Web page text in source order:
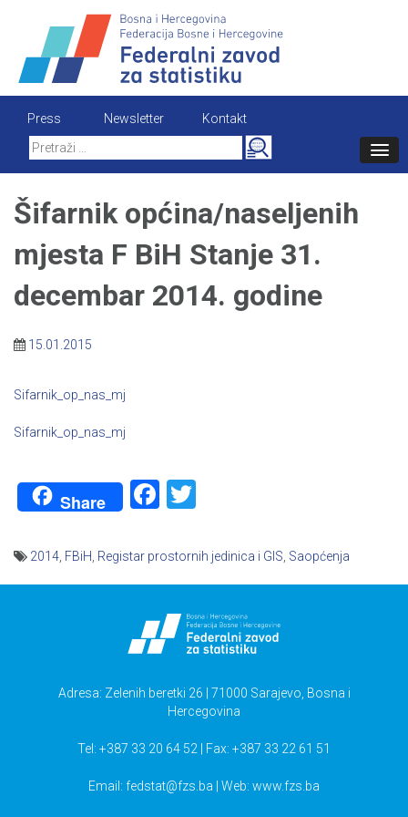
content
Press Newsletter
Kontakt
Search
for:
Šifarnik općina/naseljenih
mjesta F BiH Stanje 31.
decembar 2014. godine
15.01.2015
Sifarnik_op_nas_mj
Sifarnik_op_nas_mj
Share Facebook
2014 FBiH Registar prostornih jedinica i GIS Saopćenja
Adresa: Zelenih beretki 26 | 71000 Sarajevo, Bosna i
Hercegovina
Tel: +387 33 20 64 52 | Fax: +387 33 22 61 51
Email: fedstat@fzs.ba | Web: www.fzs.ba